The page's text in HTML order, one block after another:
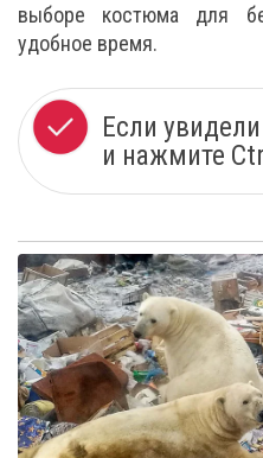
выборе костюма для
удобное время.
Если
и нажмите